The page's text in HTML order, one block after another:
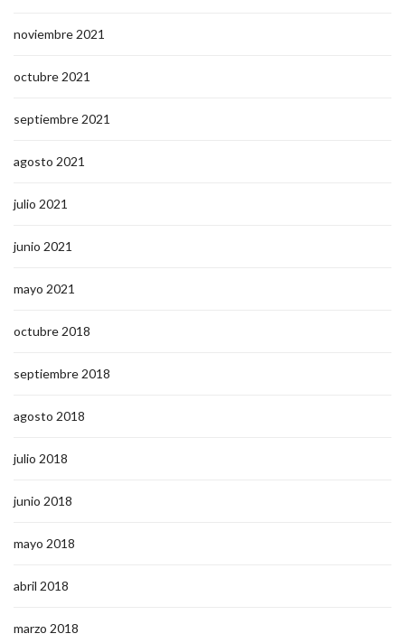
noviembre 2021
octubre 2021
septiembre 2021
agosto 2021
julio 2021
junio 2021
mayo 2021
octubre 2018
septiembre 2018
agosto 2018
julio 2018
junio 2018
mayo 2018
abril 2018
marzo 2018